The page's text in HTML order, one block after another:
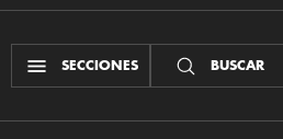
SECCIONES BUSCAR